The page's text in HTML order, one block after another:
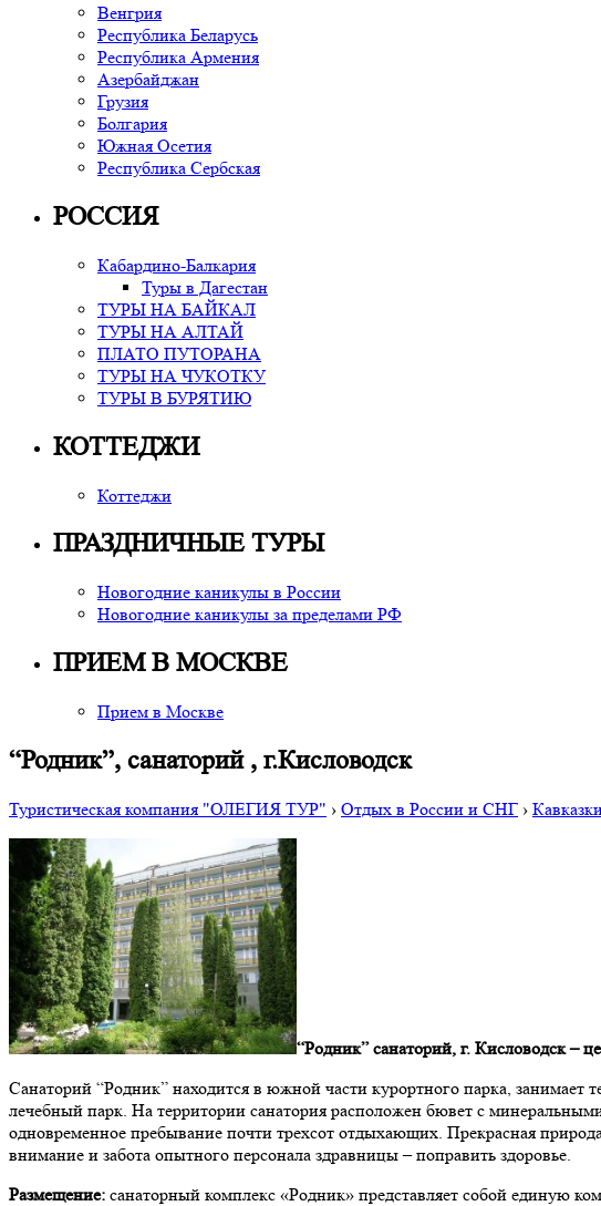
Венгрия
Республика Беларусь
Республика Армения
Азербайджан
Грузия
Болгария
Южная Осетия
Республика Сербская
РОССИЯ
Кабардино-Балкария
Туры в Дагестан
ТУРЫ НА БАЙКАЛ
ТУРЫ НА АЛТАЙ
ПЛАТО ПУТОРАНА
ТУРЫ НА ЧУКОТКУ
ТУРЫ В БУРЯТИЮ
КОТТЕДЖИ
Коттеджи
ПРАЗДНИЧНЫЕ ТУРЫ
Новогодние каникулы в России
Новогодние каникулы за пределами РФ
ПРИЕМ В МОСКВЕ
Прием в Москве
“Родник”, санаторий , г.Кисловодск
Туристическая компания "ОЛЕГИЯ ТУР" › Отдых в России и СНГ ›
“Родник” санаторий, г. Кисловодск –
Санаторий “Родник” находится в южной части курортного парка,
лечебный парк. На территории санатория расположен бювет с
одновременное пребывание почти трехсот отдыхающих. Прекрасная
внимание и забота опытного персонала здравницы – поправить здоровье.
Размещение: санаторный комплекс «Родник» представляет собой единую